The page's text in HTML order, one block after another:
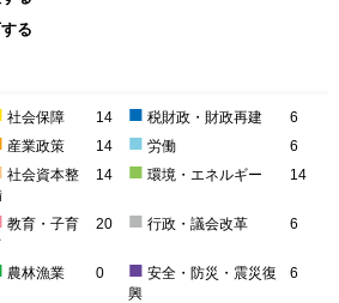
る
社会保障 14 ■ 税財政・財政再建 6
産業政策 14 ■ 労働 6
社会資本整
14 ■ 環境・エネルギー 14
教育・子育
20 ■ 行政・議会改革 6
農林漁業 0 ■ 安全・防災・震災復
興
6